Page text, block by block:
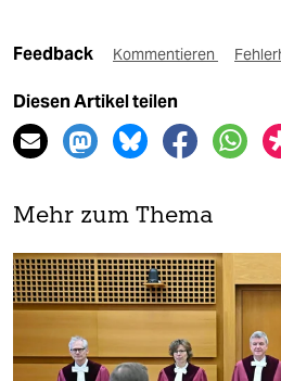
Feedback Kommentieren
Diesen Artikel teilen
Mehr zum Thema